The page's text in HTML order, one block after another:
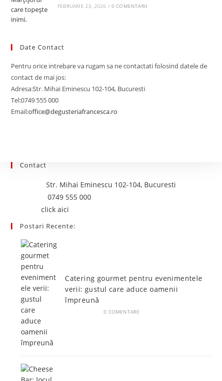
FEBRUARIE 23, 2026 / 0 COMENTARII
Date Contact
Pentru orice intrebare va rugam sa ne contactati folosind datele de
contact de mai jos:
Adresa:Str. Mihai Eminescu 102-104, Bucuresti
Tel:0749 555 000
Email:office@degusteriafrancesca.ro
Contact
Adresa:Str. Mihai Eminescu 102-104, Bucuresti
Telefon:0749 555 000Opens
Email:click aici
Postari Recente:
Catering gourmet pentru evenimentele
verii: gustul care aduce oamenii
împreună
0 COMENTARII